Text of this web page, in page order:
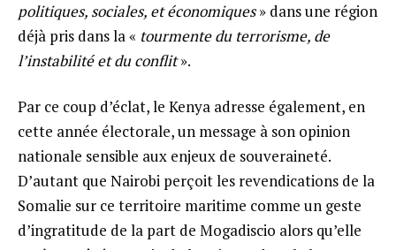
politiques, sociales, et économiques» dans une région
déjà pris dans la « tourmente du terrorisme, de
l’instabilité et du conflit».
Par ce coup d’éclat, le Kenya adresse également, en
cette année électorale, un message à son opinion
nationale sensible aux enjeux de souveraineté.
D’autant que Nairobi perçoit les revendications de la
Somalie sur ce territoire maritime comme un geste
d’ingratitude de la part de Mogadiscio alors qu’elle